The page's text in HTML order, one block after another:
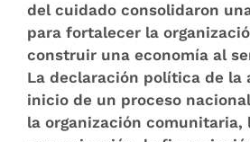
del cuidado consolidaron
para fortalecer la
construir una economía al
La declaración política de la
inicio de un proceso
la organización comunitaria,